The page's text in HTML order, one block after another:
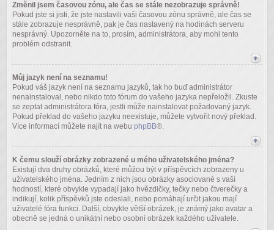
Změnil jsem časovou zónu, ale čas se stále nezobrazuje správně!
Pokud jste si jisti, že jste nastavili vaši časovou zónu správně, ale čas se
stále zobrazuje nesprávně, pak je čas nastavený na hodinách serveru
nesprávný. Upozorněte na to, prosím, administrátora, aby mohl tento
problém odstranit.
Můj jazyk není na seznamu!
Pokud váš jazyk není na seznamu jazyků, tak ho buď administrátor
nenainstaloval, nebo nikdo toto fórum do vašeho jazyka nepřeložil. Zkuste
se zeptat administrátora fóra, jestli může nainstalovat požadovaný jazyk.
Pokud překlad do vašeho jazyku neexistuje, můžete vytvořit nový překlad.
Více informací můžete najít na webu phpBB®.
K čemu slouží obrázky zobrazené u mého uživatelského jména?
Existují dva druhy obrázků, které můžou být v příspěvcích zobrazeny u
uživatelského jména. Jedním z nich jsou obrázky asociované s vaší
hodností, které obvykle vypadají jako hvězdičky, tečky nebo čtverečky a
indikují, kolik příspěvků jste odeslali, nebo pomáhají určit jakou mají
uživatelé fóra funkci. Další, obvykle větší obrázek, je známý jako avatar a
obecně se jedná o unikátní nebo osobní obrázek každého uživatele.